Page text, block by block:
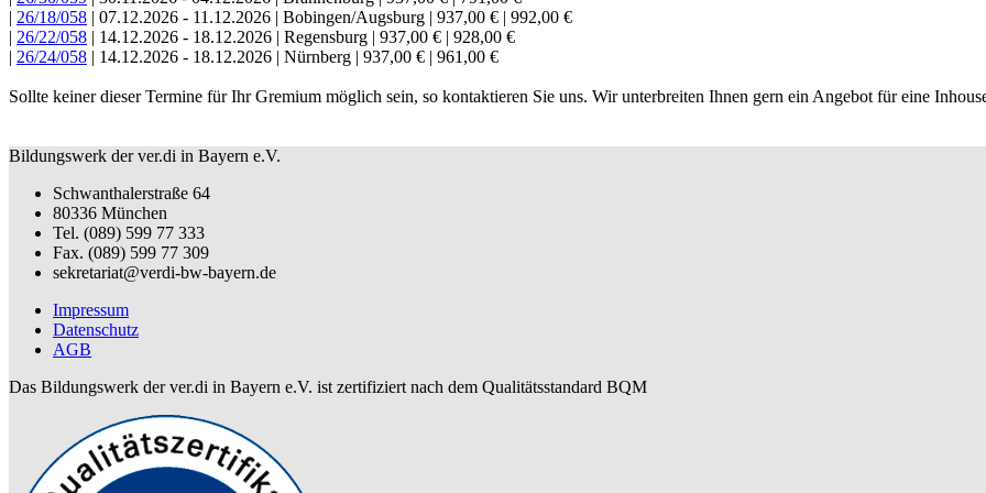
| 26/18/058 | 07.12.2026 - 11.12.2026 | Bobingen/Augsburg | 937,00 € | 992,00 €
| 26/22/058 | 14.12.2026 - 18.12.2026 | Regensburg | 937,00 € | 928,00 €
| 26/24/058 | 14.12.2026 - 18.12.2026 | Nürnberg | 937,00 € | 961,00 €
Sollte keiner dieser Termine für Ihr Gremium möglich sein, so kontaktieren Sie uns. Wir unterbreiten Ihnen gern ein Angebot für eine
Bildungswerk der ver.di in Bayern e.V.
Schwanthalerstraße 64
80336 München
Tel. (089) 599 77 333
Fax. (089) 599 77 309
sekretariat@verdi-bw-bayern.de
Impressum
Datenschutz
AGB
Das Bildungswerk der ver.di in Bayern e.V. ist zertifiziert nach dem Qualitätsstandard BQM